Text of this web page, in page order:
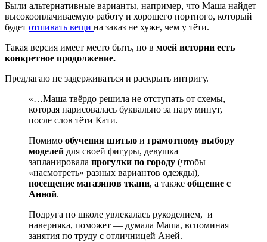
Были альтернативные варианты, например, что Маша найдет
высокооплачиваемую работу и хорошего портного, который
будет отшивать вещи на заказ не хуже, чем у тёти.
Такая версия имеет место быть, но в моей истории есть
конкретное продолжение.
Предлагаю не задерживаться и раскрыть интригу.
«…Маша твёрдо решила не отступать от схемы,
которая нарисовалась буквально за пару минут,
после слов тёти Кати.
Помимо обучения шитью и грамотному выбору
моделей для своей фигуры, девушка
запланировала прогулки по городу (чтобы
«насмотреть» разных вариантов одежды),
посещение магазинов ткани, а также общение с
Анной.
Подруга по школе увлекалась рукоделием, и
наверняка, поможет — думала Маша, вспоминая
занятия по труду с отличницей Аней.